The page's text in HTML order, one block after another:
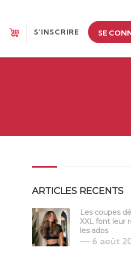
S'INSCRIRE SE
ARTICLES RECENTS
Les coupes
XXL font leur
les ados
6 août